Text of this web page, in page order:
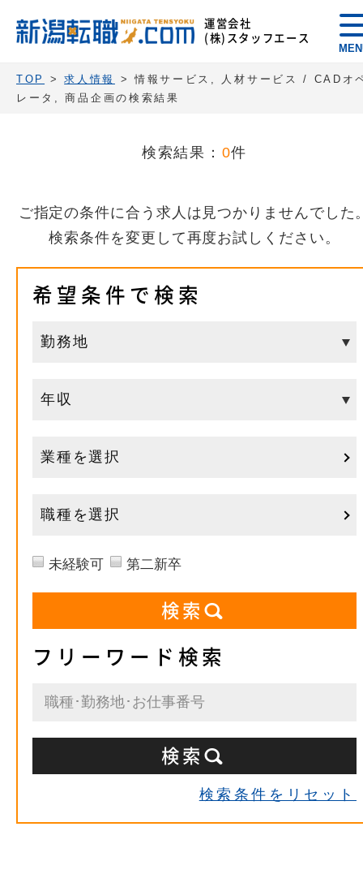
運営会社
(株)スタッフエース
TOP >求人情報
> 情報サービス, 人材サービス / CADオ
レータ, 商品企画の検索結果
検索結果： 0件
ご指定の条件に合う求人は見つかりませんでした
検索条件を変更して再度お試しください。
希望条件で検索
業種を選択
職種を選択
未経験可 第二新卒
フリーワード検索
検索条件をリセット